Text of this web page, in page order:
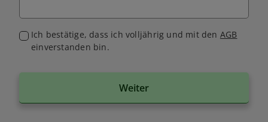
Ich bestätige, dass ich volljährig und mit den AGB
einverstanden bin.
Weiter